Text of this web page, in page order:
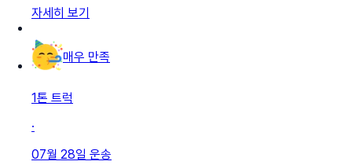
자세히 보기
매우 만족
1톤 트럭
·
07월 28일 운송